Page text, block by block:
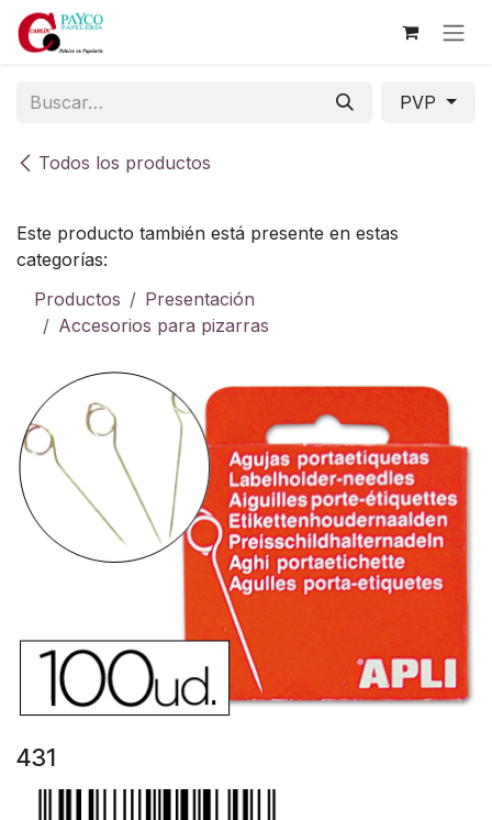
Ir al contenido
Todos los productos
PVP
Este producto también está presente en estas
categorías:
Productos
Presentación
Accesorios para pizarras
431